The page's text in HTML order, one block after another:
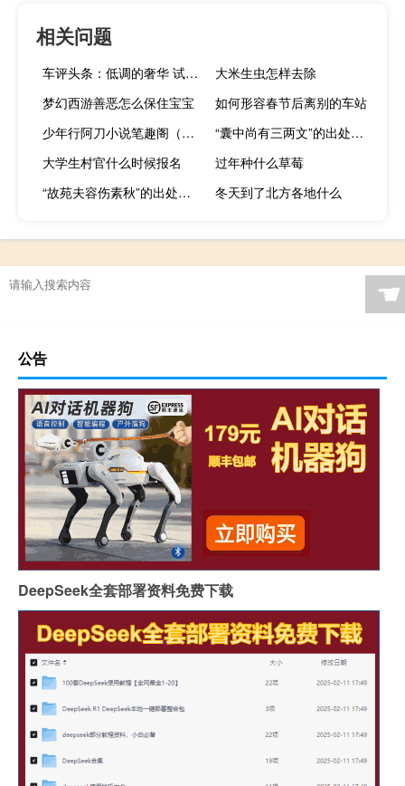
相关问题
车评头条：低调的奢华 试驾全新奥迪A7
大米生虫怎样去除
梦幻西游善恶怎么保住宝宝
如何形容春节后离别的车站
少年行阿刀小说笔趣阁（少年行阿刀）
“囊中尚有三两文”的出处是哪里
大学生村官什么时候报名
过年种什么草莓
“故苑夫容伤素秋”的出处是哪里
冬天到了北方各地什么
☚
公告
DeepSeek全套部署资料免费下载